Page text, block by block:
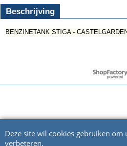
Beschrijving
BENZINETANK STIGA -
Webwinkel gemaakt met
Deze site wil cookies gebruiken
verbeteren.